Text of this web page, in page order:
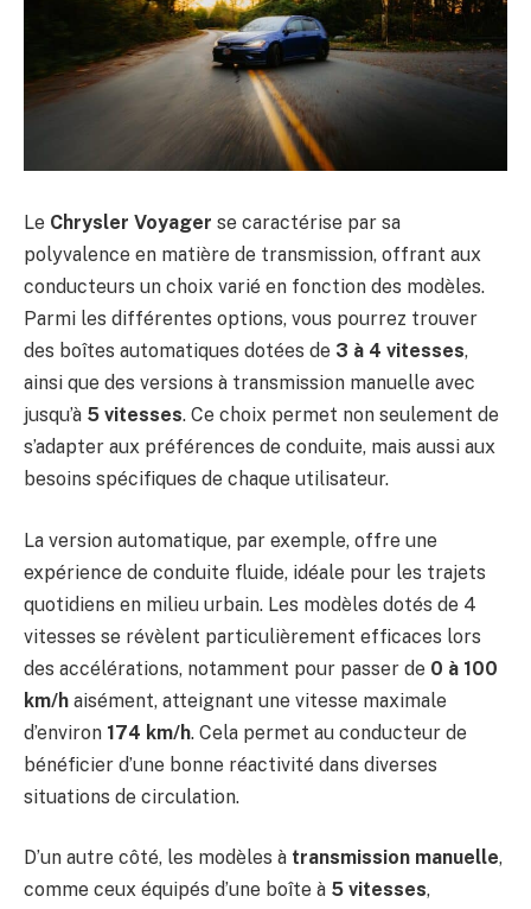
Le Chrysler Voyager se caractérise par sa
polyvalence en matière de transmission, offrant aux
conducteurs un choix varié en fonction des modèles.
Parmi les différentes options, vous pourrez trouver
des boîtes automatiques dotées de 3 à 4 vitesses,
ainsi que des versions à transmission manuelle avec
jusqu’à 5 vitesses. Ce choix permet non seulement de
s’adapter aux préférences de conduite, mais aussi aux
besoins spécifiques de chaque utilisateur.
La version automatique, par exemple, offre une
expérience de conduite fluide, idéale pour les trajets
quotidiens en milieu urbain. Les modèles dotés de 4
vitesses se révèlent particulièrement efficaces lors
des accélérations, notamment pour passer de 0 à 100
km/h aisément, atteignant une vitesse maximale
d’environ 174 km/h. Cela permet au conducteur de
bénéficier d’une bonne réactivité dans diverses
situations de circulation.
D’un autre côté, les modèles à transmission manuelle,
comme ceux équipés d’une boîte à 5 vitesses,